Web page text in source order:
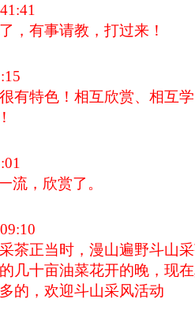
，有事请教，打过来！
有特色！相互欣赏、相互
流，欣赏了。
茶正当时，漫山遍野斗山
几十亩油菜花开的晚，现
的，欢迎斗山采风活动